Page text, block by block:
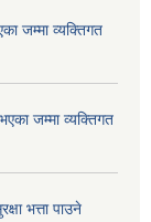
जम्मा व्यक्तिगत
जम्मा व्यक्तिगत
भत्ता पाउने